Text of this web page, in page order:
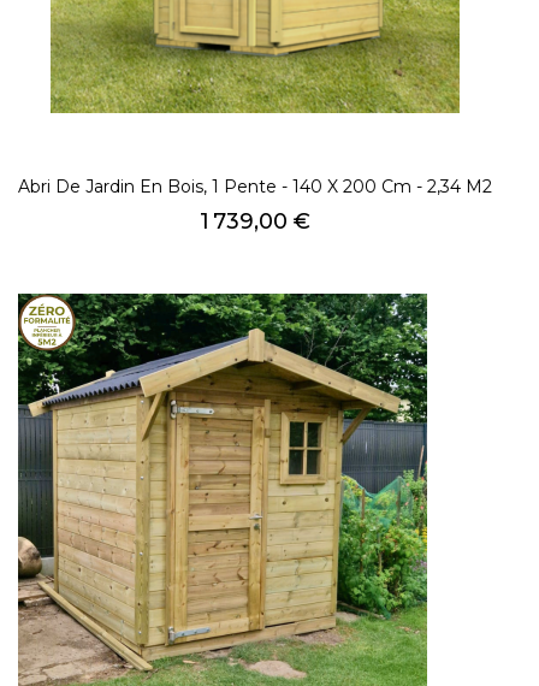
Abri De Jardin En Bois, 1 Pente - 140 X 200 Cm - 2,34 M2
Prix
1 739,00 €